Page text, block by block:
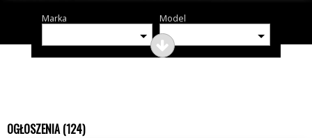
Marka Model
OGŁOSZENIA (124)